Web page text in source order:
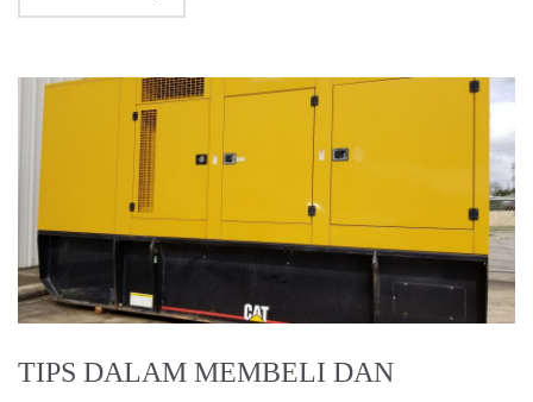
TIPS DALAM MEMBELI DAN